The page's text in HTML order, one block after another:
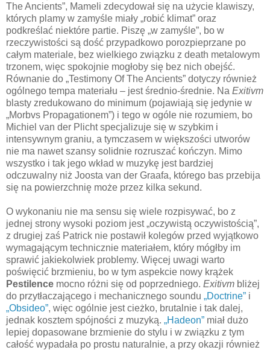
The Ancients”, Mameli zdecydował się na użycie klawiszy,
których plamy w zamyśle miały „robić klimat” oraz
podkreślać niektóre partie. Piszę „w zamyśle”, bo w
rzeczywistości są dość przypadkowo porozpieprzane po
całym materiale, bez wielkiego związku z death metalowym
trzonem, więc spokojnie mogłoby się bez nich obejść.
Równanie do „Testimony Of The Ancients” dotyczy również
ogólnego tempa materiału – jest średnio-średnie. Na Exitivm
blasty zredukowano do minimum (pojawiają się jedynie w
„Morbvs Propagationem”) i tego w ogóle nie rozumiem, bo
Michiel van der Plicht specjalizuje się w szybkim i
intensywnym graniu, a tymczasem w większości utworów
nie ma nawet szansy solidnie rozruszać kończyn. Mimo
wszystko i tak jego wkład w muzykę jest bardziej
odczuwalny niż Joosta van der Graafa, którego bas przebija
się na powierzchnię może przez kilka sekund.
O wykonaniu nie ma sensu się wiele rozpisywać, bo z
jednej strony wysoki poziom jest „oczywistą oczywistością”,
z drugiej zaś Patrick nie postawił kolegów przed wyjątkowo
wymagającym technicznie materiałem, który mógłby im
sprawić jakiekolwiek problemy. Więcej uwagi warto
poświęcić brzmieniu, bo w tym aspekcie nowy krążek
Pestilence mocno różni się od poprzedniego. Exitivm bliżej
do przytłaczającego i mechanicznego soundu „Doctrine” i
„Obsideo”, więc ogólnie jest cieżko, brutalnie i tak dalej,
jednak kosztem spójności z muzyką. „Hadeon” miał dużo
lepiej dopasowane brzmienie do stylu i w związku z tym
całość wypadała po prostu naturalnie, a przy okazji również